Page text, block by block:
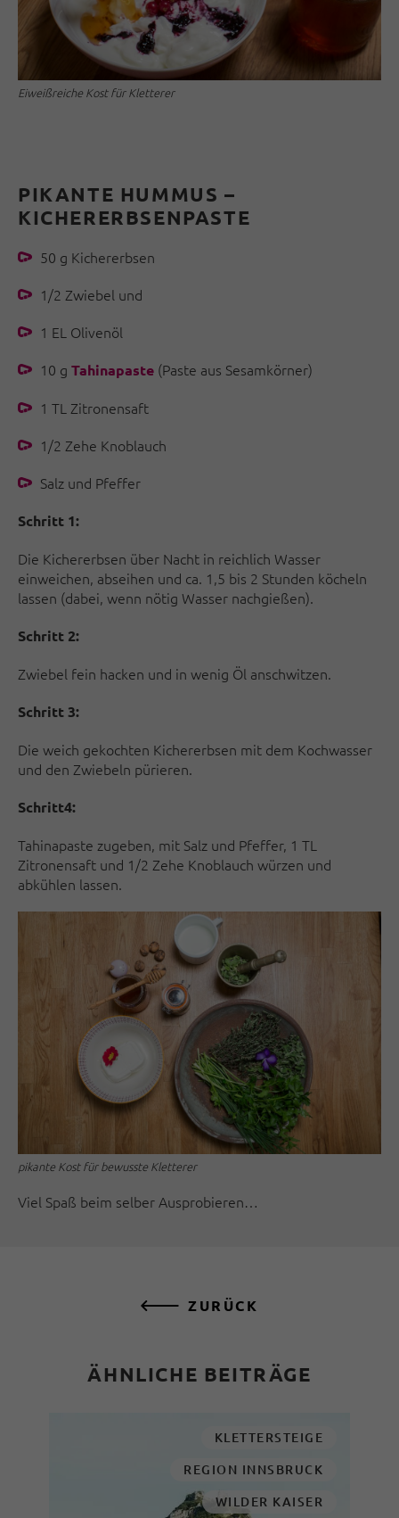
Eiweißreiche Kost für Kletterer
PIKANTE HUMMUS –
KICHERERBSENPASTE
50 g Kichererbsen
1/2 Zwiebel und
1 EL Olivenöl
10 g Tahinapaste (Paste aus Sesamkörner)
1 TL Zitronensaft
1/2 Zehe Knoblauch
Salz und Pfeffer
Schritt 1:
Die Kichererbsen über Nacht in reichlich Wasser
einweichen, abseihen und ca. 1,5 bis 2 Stunden köcheln
lassen (dabei, wenn nötig Wasser nachgießen).
Schritt 2:
Zwiebel fein hacken und in wenig Öl anschwitzen.
Schritt 3:
Die weich gekochten Kichererbsen mit dem Kochwasser
und den Zwiebeln pürieren.
Schritt4:
Tahinapaste zugeben, mit Salz und Pfeffer, 1 TL
Zitronensaft und 1/2 Zehe Knoblauch würzen und
abkühlen lassen.
pikante Kost für bewusste Kletterer
Viel Spaß beim selber Ausprobieren…
ZURÜCK
ÄHNLICHE BEITRÄGE
KLETTERSTEIGE
REGION INNSBRUCK
WILDER KAISER